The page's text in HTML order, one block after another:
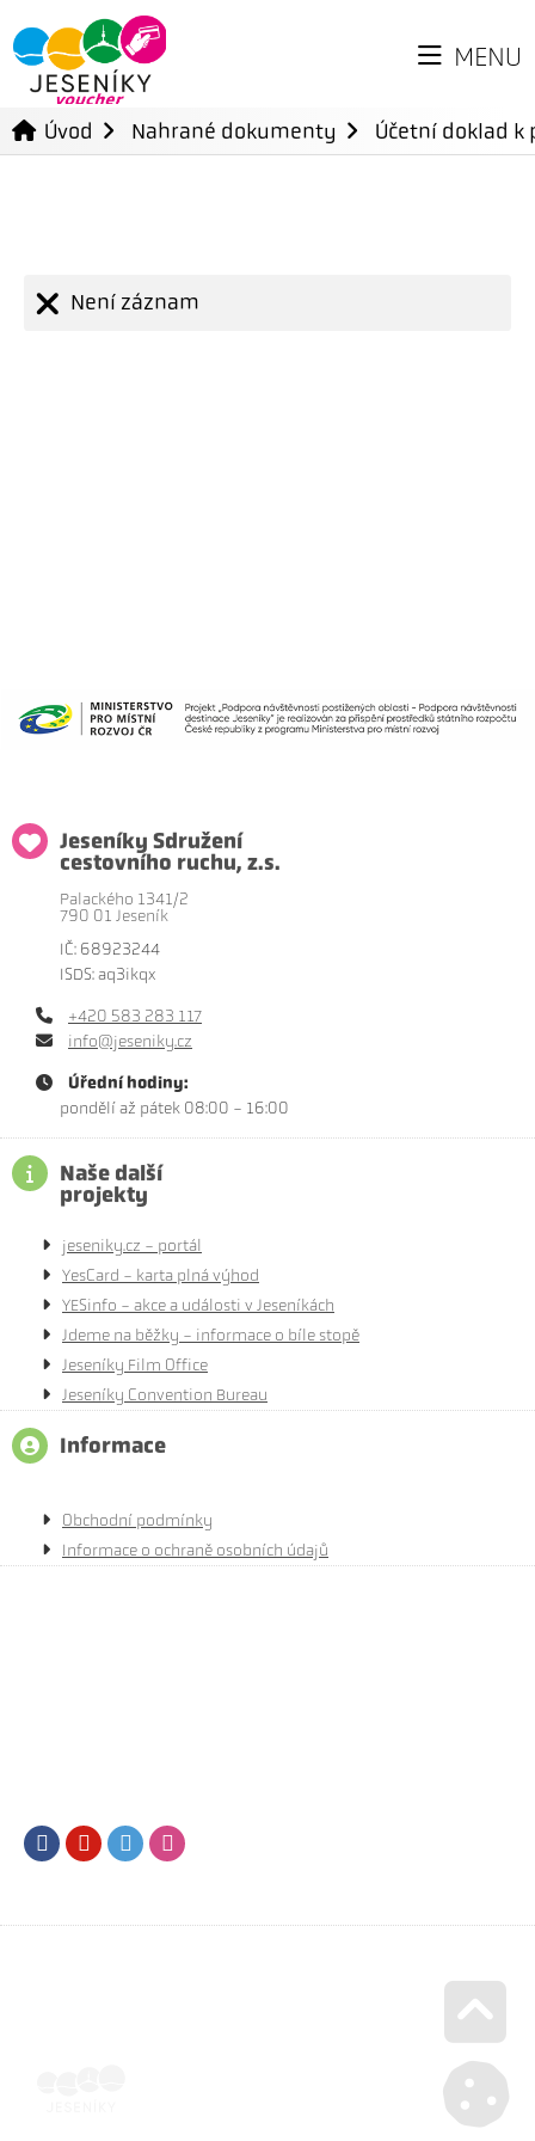
MENU
Úvod Nahrané dokumenty Účetní doklad
Není záznam
Jeseníky Sdružení
cestovního ruchu, z.s.
Palackého 1341/2
790 01 Jeseník
IČ: 68923244
ISDS: aq3ikqx
+420 583 283 117
info@jeseniky.cz
Úřední hodiny:
pondělí až pátek 08:00 - 16:00
Naše další
projekty
jeseniky.cz - portál
YesCard - karta plná výhod
YESinfo - akce a události v Jeseníkách
Jdeme na běžky - informace o bíle stopě
Jeseníky Film Office
Jeseníky Convention Bureau
Informace
Obchodní podmínky
Informace o ochraně osobních údajů
FacebookYoutubeTwitter
Go